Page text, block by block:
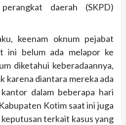
daerah (SKPD)
keenam oknum pejabat
ini belum ada melapor ke
diketahui keberadaannya,
karena diantara mereka ada
dalam beberapa hari
Kotim saat ini juga
terkait kasus yang